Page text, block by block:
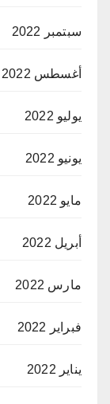
سبتمبر 2022
أغسطس 2022
يوليو 2022
يونيو 2022
مايو 2022
أبريل 2022
مارس 2022
فبراير 2022
يناير 2022